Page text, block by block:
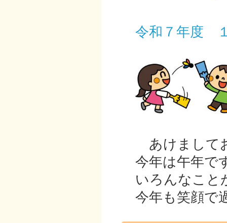
令和７年度
あけましてお
今年は午年で
いろんなこと
今年も笑顔で